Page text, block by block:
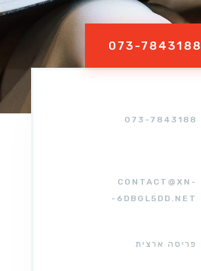
073-7843188
073-7843188
CONTACT@XN-
-6DBGL5DD.NET
פריסה ארצית